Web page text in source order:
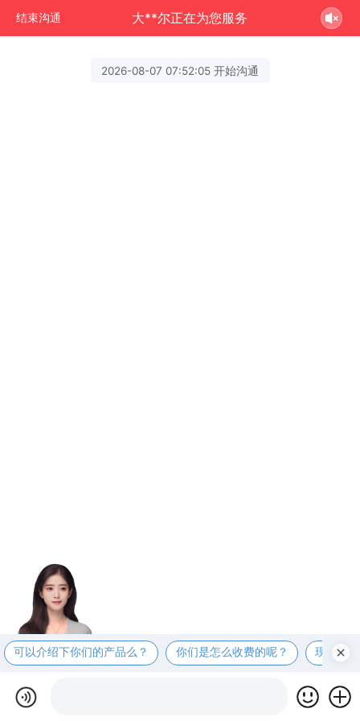
结束沟通 大**尔正在为您服务
2026-08-07 07:52:05 开始沟通
可以介绍下你们的产品么？ 你们是怎么收费的呢？ 现在有